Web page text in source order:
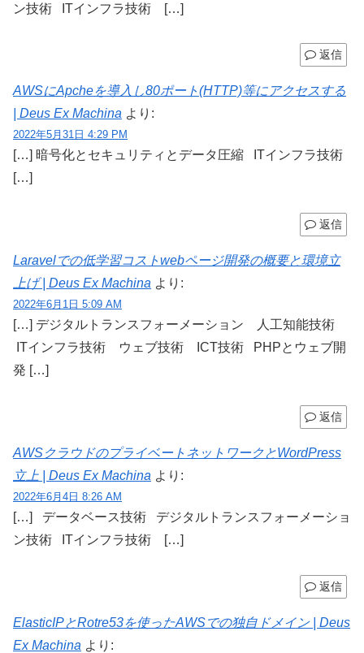
ン技術 ITインフラ技術 […]
返信
AWSにApcheを導入し80ポート(HTTP)等にアクセスする
| Deus Ex Machina より:
2022年5月31日 4:29 PM
[…] 暗号化とセキュリティとデータ圧縮 ITインフラ技術
[…]
返信
Laravelでの低学習コストwebページ開発の概要と環境立
上げ | Deus Ex Machina より:
2022年6月1日 5:09 AM
[…] デジタルトランスフォーメーション 人工知能技術
ITインフラ技術 ウェブ技術 ICT技術 PHPとウェブ開
発 […]
返信
AWSクラウドのプライベートネットワークとWordPress
立上 | Deus Ex Machina より:
2022年6月4日 8:26 AM
[…] データベース技術 デジタルトランスフォーメーショ
ン技術 ITインフラ技術 […]
返信
ElasticIPとRotre53を使ったAWSでの独自ドメイン | Deus
Ex Machina より: